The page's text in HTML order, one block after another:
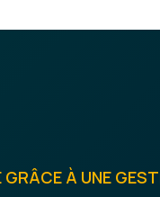
GRÂCE À UNE